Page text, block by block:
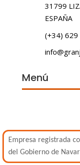
31799
ESPAÑA
(+34)
Menú
Empresa registrada
del Gobierno de